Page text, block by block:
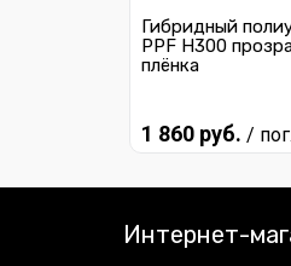
Jeep
Lamborghini
Lifan
Гибридный
PPF H300
плёнка
1 860 руб. /
Интернет-